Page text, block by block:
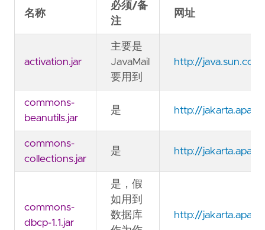
名称
必须/备
注
网址
activation.jar
主要是
JavaMail
要用到
http://
commons-
beanutils.jar
是 http://
commons-
collections.jar
是 http://
commons-
dbcp-1.1.jar
是，假
如用到
数据库
http://